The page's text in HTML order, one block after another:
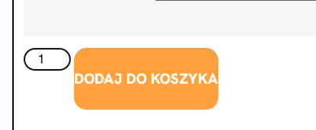
DODAJ DO KOSZYKA